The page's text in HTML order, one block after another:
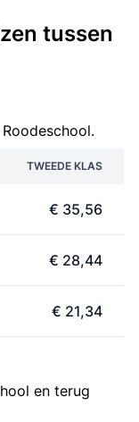
tussen
TWEEDE KLAS
€ 35,56
€ 28,44
€ 21,34
en terug